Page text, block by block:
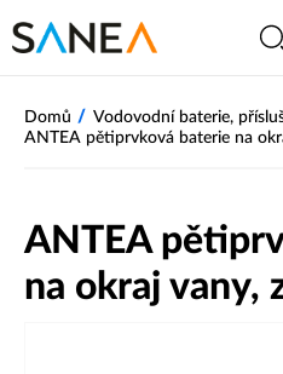
Domů / Vodovodní baterie,
ANTEA pětiprvková baterie na
ANTEA
na okraj vany,